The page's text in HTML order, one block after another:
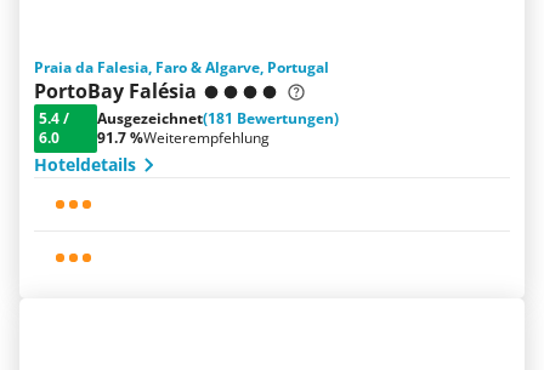
Praia da Falesia, Faro & Algarve, Portugal
PortoBay Falésia
5.4/
6.0
Ausgezeichnet(181 Bewertungen)
91.7 %Weiterempfehlung
Hoteldetails